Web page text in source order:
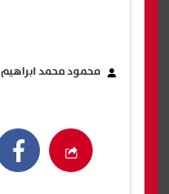
محمود محمد ابراهيم